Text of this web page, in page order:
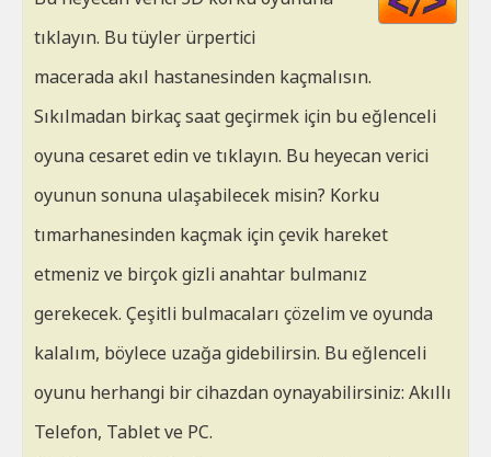
tıklayın. Bu tüyler ürpertici
macerada akıl hastanesinden kaçmalısın.
Sıkılmadan birkaç saat geçirmek için bu eğlenceli
oyuna cesaret edin ve tıklayın. Bu heyecan verici
oyunun sonuna ulaşabilecek misin? Korku
tımarhanesinden kaçmak için çevik hareket
etmeniz ve birçok gizli anahtar bulmanız
gerekecek. Çeşitli bulmacaları çözelim ve oyunda
kalalım, böylece uzağa gidebilirsin. Bu eğlenceli
oyunu herhangi bir cihazdan oynayabilirsiniz: Akıllı
Telefon, Tablet ve PC.